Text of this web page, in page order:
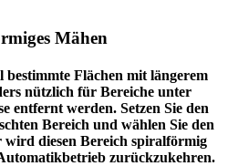
Mähen
bestimmte Flächen mit längerem
nützlich für Bereiche unter
entfernt werden. Setzen Sie den
Bereich und wählen Sie den
diesen Bereich spiralförmig
zurückzukehren.